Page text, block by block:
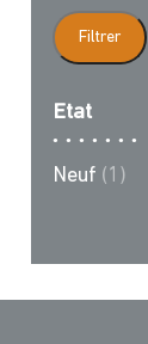
Filtrer
Etat
Neuf (1)